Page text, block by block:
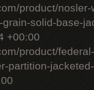
product/
solid-base-
+00:00
product/
partition-